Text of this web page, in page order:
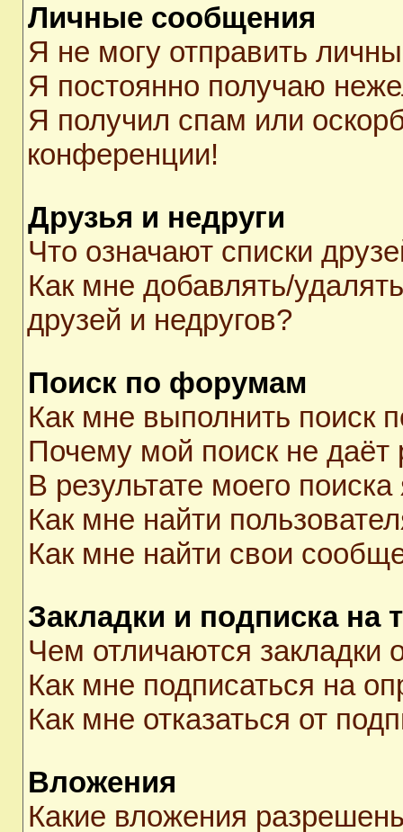
Личные сообщения
Я не могу отправить
Я постоянно получаю
Я получил спам или
конференции!
Друзья и недруги
Что означают списки
Как мне добавлять/
друзей и недругов?
Поиск по форумам
Как мне выполнить
Почему мой поиск не даёт
В результате моего
Как мне найти
Как мне найти свои
Закладки и подписка на
Чем отличаются закладки
Как мне подписаться на
Как мне отказаться от
Вложения
Какие вложения